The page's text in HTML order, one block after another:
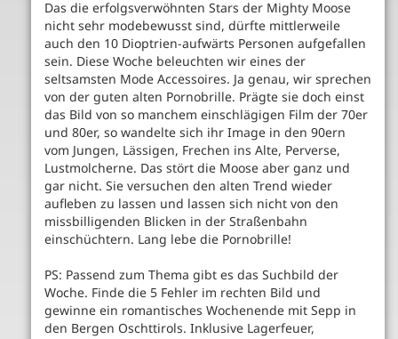
Das die erfolgsverwöhnten Stars der Mighty Moose
nicht sehr modebewusst sind, dürfte mittlerweile
auch den 10 Dioptrien-aufwärts Personen aufgefallen
sein. Diese Woche beleuchten wir eines der
seltsamsten Mode Accessoires. Ja genau, wir sprechen
von der guten alten Pornobrille. Prägte sie doch einst
das Bild von so manchem einschlägigen Film der 70er
und 80er, so wandelte sich ihr Image in den 90ern
vom Jungen, Lässigen, Frechen ins Alte, Perverse,
Lustmolcherne. Das stört die Moose aber ganz und
gar nicht. Sie versuchen den alten Trend wieder
aufleben zu lassen und lassen sich nicht von den
missbilligenden Blicken in der Straßenbahn
einschüchtern. Lang lebe die Pornobrille!
PS: Passend zum Thema gibt es das Suchbild der
Woche. Finde die 5 Fehler im rechten Bild und
gewinne ein romantisches Wochenende mit Sepp in
den Bergen Oschttirols. Inklusive Lagerfeuer,